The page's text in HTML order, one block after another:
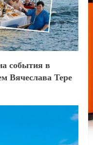
события в
Вячеслава Тере